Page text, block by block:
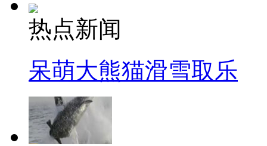
热点新闻
呆萌大熊猫滑雪取乐